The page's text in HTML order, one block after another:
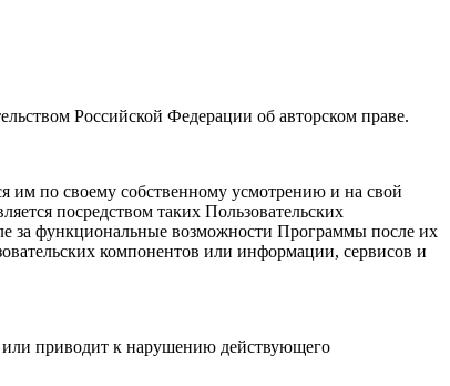
Российской Федерации об авторском праве.
им по своему собственному усмотрению и на свой
посредством таких Пользовательских
за функциональные возможности Программы после их
компонентов или информации, сервисов и
или приводит к нарушению действующего